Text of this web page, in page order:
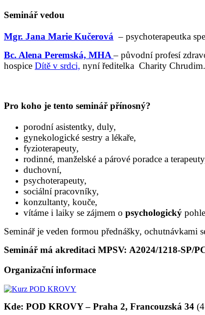
Seminář vedou
Mgr. Jana Marie Kučerová – psychoterapeutka
Bc. Alena Peremská, MHA– původní profesí
hospice Dítě v srdci, nyní ředitelka Charity Chrudim.
Pro koho je tento seminář přínosný?
porodní asistentky, duly,
gynekologické sestry a lékaře,
fyzioterapeuty,
rodinné, manželské a párové poradce a
duchovní,
psychoterapeuty,
sociální pracovníky,
konzultanty, kouče,
vítáme i laiky se zájmem o psychologický
Seminář je veden formou přednášky, ochutnávkami
Seminář má akreditaci MPSV: A2024/1218-SP/
Organizační informace
Kde: POD KROVY – Praha 2, Francouzská 34